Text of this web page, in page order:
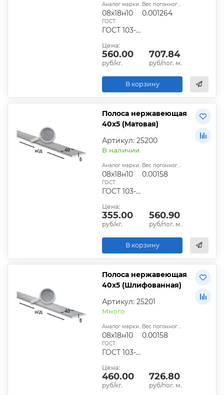
Аналог марки стали:
08х18н10
Вес погонного метра, т.:
0.001264
ГОСТ:
ГОСТ 103-2006
Цена:
560.00
руб/кг.
707.84
руб/пог. м.
В корзину
Полоса нержавеющая
40х5 (Матовая)
Артикул: 25200
В наличии
Аналог марки стали:
08х18н10
Вес погонного метра, т.:
0.00158
ГОСТ:
ГОСТ 103-2006
Цена:
355.00
руб/кг.
560.90
руб/пог. м.
В корзину
Полоса нержавеющая
40х5 (Шлифованная)
Артикул: 25201
Много
Аналог марки стали:
08х18н10
Вес погонного метра, т.:
0.00158
ГОСТ:
ГОСТ 103-2006
Цена:
460.00
руб/кг.
726.80
руб/пог. м.